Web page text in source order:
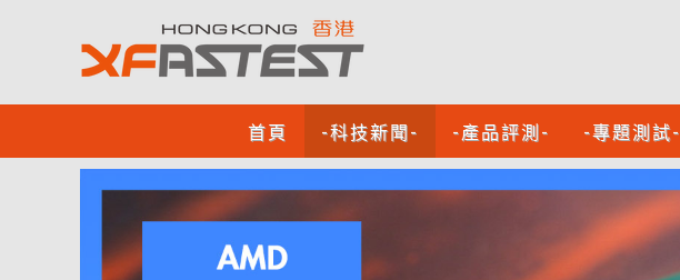
首頁 -科技新聞- -產品評測- -專題測試-